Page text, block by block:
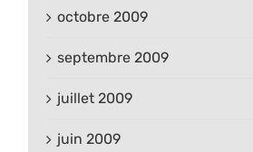
octobre 2009
septembre 2009
juillet 2009
juin 2009